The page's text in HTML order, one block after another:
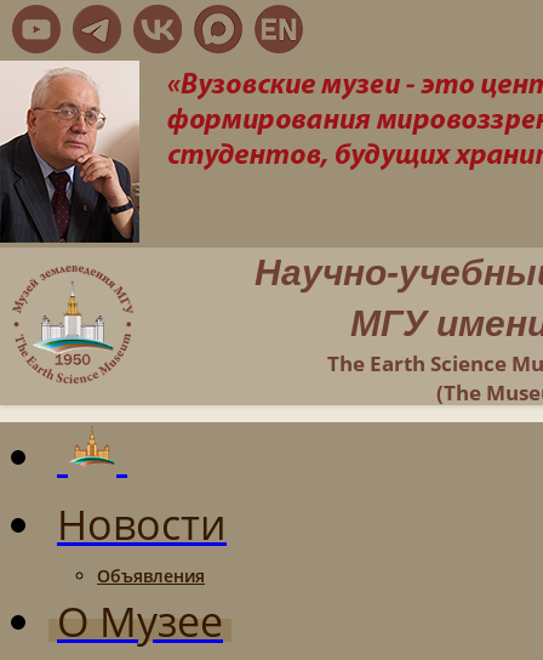
Научно-
МГУ
The Earth Science
(The
Новости
Объявления
О Музее